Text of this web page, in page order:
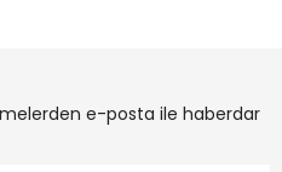
e-posta ile haberdar